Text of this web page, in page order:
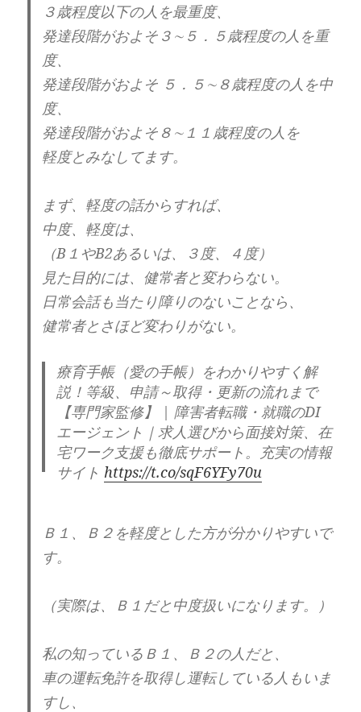
最初に、お笑い芸人であった、
横山やすし師匠の事が書かれてありました。
自己愛の知識がある人であれば、
まぁ、そうだろうなと言う話です。
横山やすしさんの話は、
多くが共通する所であります。
自分の思い通りにならないと、
すぐに怒る。暴力を振るうなど。
でも、横山やすしさんには、
良くも悪くもズバ抜けた、
私の爺さんや叔父には、
それがなかった。
それが良かったのか、
悪かったのかは、
でも、多くの自己愛者は、
環境で育っている事から、
この能力が育ちやすい傾向は、あるらしく、
３歳程度以下の人を最重度、
発達段階がおよそ３∼５．５歳程度の人を重
度、
発達段階がおよそ ５．５∼８歳程度の人を中
度、
発達段階がおよそ８∼１１歳程度の人を
軽度とみなしてます。
まず、軽度の話からすれば、
中度、軽度は、
（B１やB2あるいは、３度、４度）
見た目的には、健常者と変わらない。
日常会話も当たり障りのないことなら、
健常者とさほど変わりがない。
療育手帳（愛の手帳）をわかりやすく解
説！等級、申請～取得・更新の流れまで
【専門家監修】 | 障害者転職・就職のDI
エージェント｜求人選びから面接対策、在
宅ワーク支援も徹底サポート。充実の情報
サイト https://t.co/sqF6YFy70u
(@3b48For6hcCrT4J)July 8, 2024
Ｂ１、Ｂ２を軽度とした方が分かりやすいで
す。
（実際は、Ｂ１だと中度扱いになります。）
私の知っているＢ１、Ｂ２の人だと、
車の運転免許を取得し運転している人もいま
すし、